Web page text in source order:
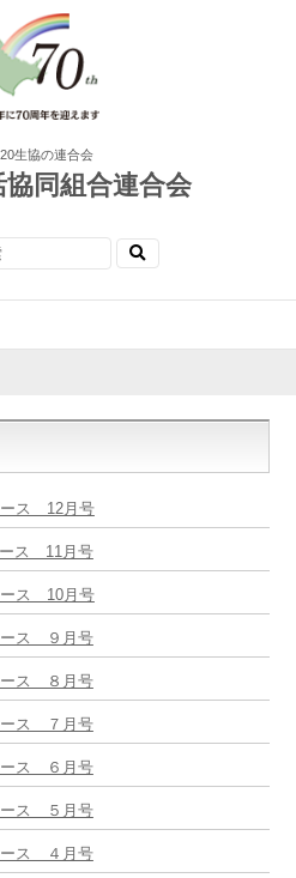
生協の連合会
同組合連合会
ース 12月号
ス 11月号
ース 10月号
ース ９月号
ース ８月号
ース ７月号
ース ６月号
ース ５月号
ース ４月号